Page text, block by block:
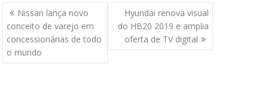
Navegação
de
Post
Nissan lança novo
conceito de varejo em
concessionárias de todo
o mundo
Hyundai renova visual
do HB20 2019 e amplia
oferta de TV digital